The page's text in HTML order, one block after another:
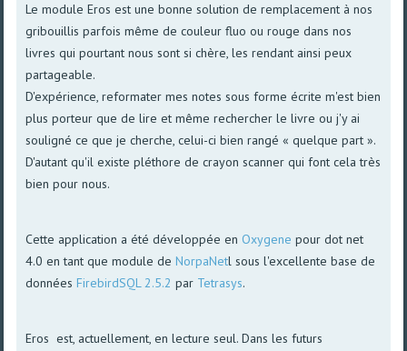
Le module Eros est une bonne solution de remplacement à nos
gribouillis parfois même de couleur fluo ou rouge dans nos
livres qui pourtant nous sont si chère, les rendant ainsi peux
partageable.
D'expérience, reformater mes notes sous forme écrite m'est bien
plus porteur que de lire et même rechercher le livre ou j'y ai
souligné ce que je cherche, celui-ci bien rangé « quelque part ».
D'autant qu'il existe pléthore de crayon scanner qui font cela très
bien pour nous.
Cette application a été développée en Oxygene pour dot net
4.0 en tant que module deNorpaNetl sous l'excellente base de
donnéesFirebirdSQL 2.5.2 par Tetrasys.
Eros est, actuellement, en lecture seul. Dans les futurs